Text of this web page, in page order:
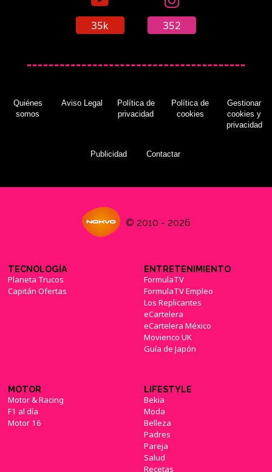
35k 352
Quiénes
somos
Aviso Legal
Política de
privacidad
Política de
cookies
Gestionar
cookies y
privacidad
Publicidad Contactar
© 2010 - 2026
TECNOLOGÍA
Planeta Trucos
Capitán Ofertas
ENTRETENIMIENTO
FormulaTV
FormulaTV Empleo
Los Replicantes
eCartelera
eCartelera México
Movienco UK
Guía de Japón
MOTOR
Motor & Racing
F1 al día
Motor 16
LIFESTYLE
Bekia
Moda
Belleza
Padres
Pareja
Salud
Recetas